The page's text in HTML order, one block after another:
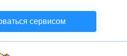
сервисом